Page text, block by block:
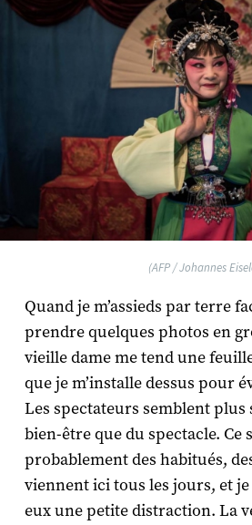
(AFP / Johannes
Quand je m’assieds par terre
prendre quelques photos en
vieille dame me tend une
que je m’installe dessus pour
Les spectateurs semblent plus
bien-être que du spectacle. Ce
probablement des habitués,
viennent ici tous les jours, et
eux une petite distraction. La